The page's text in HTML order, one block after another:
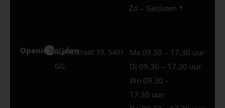
Zo – Gesloten *
Openingstijden
Uden
Marktstraat 39, 5401
GG
Ma 09.30 – 17.30 uur
Di 09.30 – 17.30 uur
Wo 09.30 –
17.30 uur